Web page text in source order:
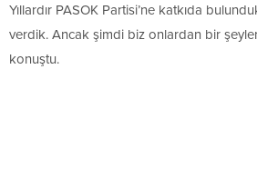
Yıllardır PASOK Partisi’ne katkıda
verdik. Ancak şimdi biz onlardan bir
konuştu.